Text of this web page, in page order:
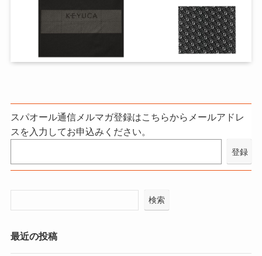
スパオール通信メルマガ登録はこちらからメールアドレ
スを入力してお申込みください。
検索
最近の投稿